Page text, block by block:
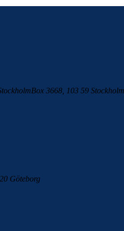
Box 3668, 103 59 Stockholm
Göteborg